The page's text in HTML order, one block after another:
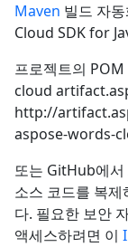
Maven 빌드 자
Cloud SDK for
프로젝트의
cloud
http://
aspose-words-
또는 GitHub에서
소스 코드를 복
다. 필요한 보안
액세스하려면 이